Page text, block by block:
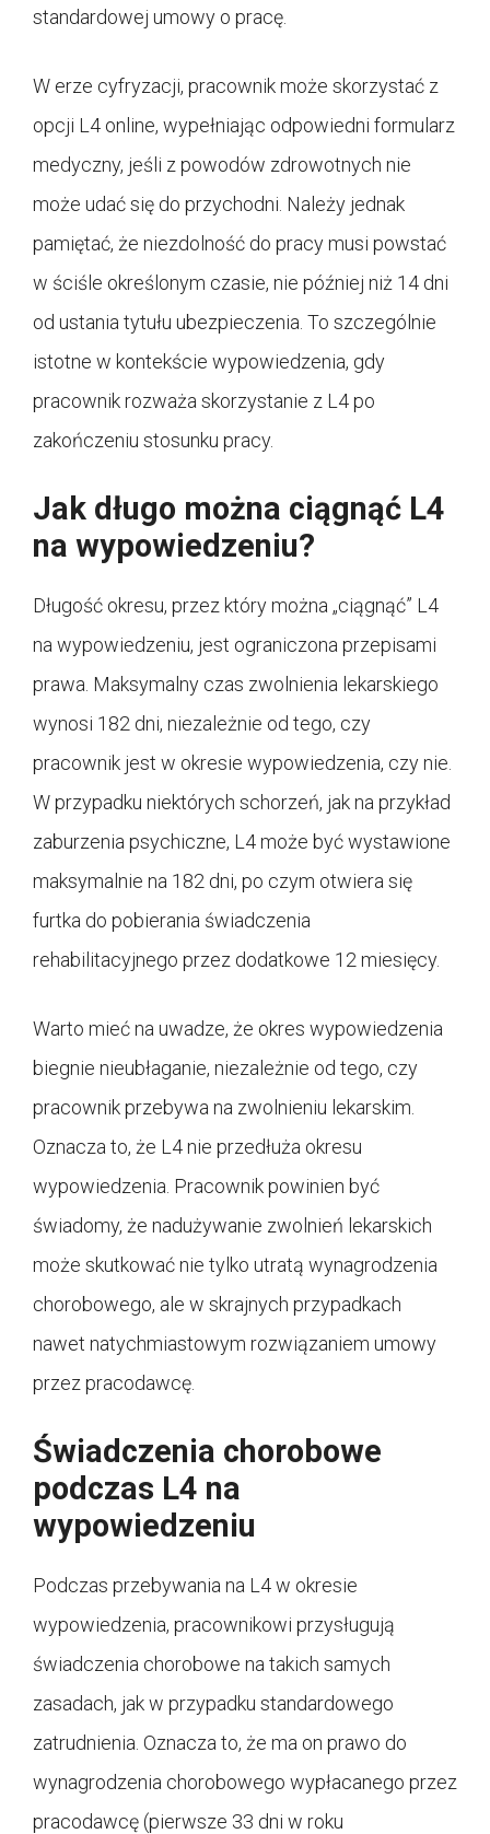
standardowej umowy o pracę.
W erze cyfryzacji, pracownik może skorzystać z
opcji L4 online, wypełniając odpowiedni formularz
medyczny, jeśli z powodów zdrowotnych nie
może udać się do przychodni. Należy jednak
pamiętać, że niezdolność do pracy musi powstać
w ściśle określonym czasie, nie później niż 14 dni
od ustania tytułu ubezpieczenia. To szczególnie
istotne w kontekście wypowiedzenia, gdy
pracownik rozważa skorzystanie z L4 po
zakończeniu stosunku pracy.
Jak długo można ciągnąć L4
na wypowiedzeniu?
Długość okresu, przez który można „ciągnąć” L4
na wypowiedzeniu, jest ograniczona przepisami
prawa. Maksymalny czas zwolnienia lekarskiego
wynosi 182 dni, niezależnie od tego, czy
pracownik jest w okresie wypowiedzenia, czy nie.
W przypadku niektórych schorzeń, jak na przykład
zaburzenia psychiczne, L4 może być wystawione
maksymalnie na 182 dni, po czym otwiera się
furtka do pobierania świadczenia
rehabilitacyjnego przez dodatkowe 12 miesięcy.
Warto mieć na uwadze, że okres wypowiedzenia
biegnie nieubłaganie, niezależnie od tego, czy
pracownik przebywa na zwolnieniu lekarskim.
Oznacza to, że L4 nie przedłuża okresu
wypowiedzenia. Pracownik powinien być
świadomy, że nadużywanie zwolnień lekarskich
może skutkować nie tylko utratą wynagrodzenia
chorobowego, ale w skrajnych przypadkach
nawet natychmiastowym rozwiązaniem umowy
przez pracodawcę.
Świadczenia chorobowe
podczas L4 na
wypowiedzeniu
Podczas przebywania na L4 w okresie
wypowiedzenia, pracownikowi przysługują
świadczenia chorobowe na takich samych
zasadach, jak w przypadku standardowego
zatrudnienia. Oznacza to, że ma on prawo do
wynagrodzenia chorobowego wypłacanego przez
pracodawcę (pierwsze 33 dni w roku